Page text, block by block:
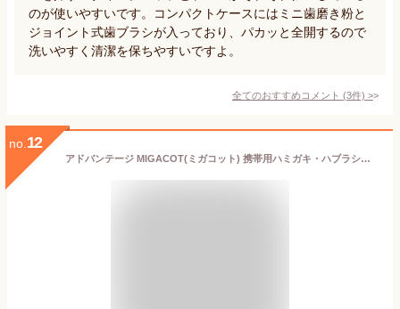
のが使いやすいです。コンパクトケースにはミニ歯磨き粉と
ジョイント式歯ブラシが入っており、パカッと全開するので
洗いやすく清潔を保ちやすいですよ。
全てのおすすめコメント (3件) >
no. 12
アドバンテージ MIGACOT(ミガコット) 携帯用ハミガキ・ハブラシセット